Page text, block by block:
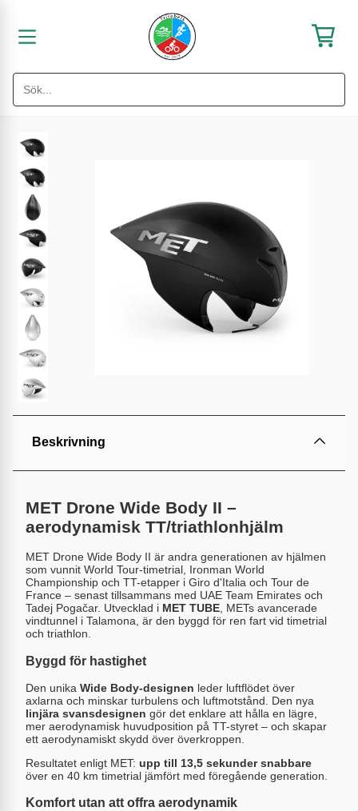
Beskrivning
MET Drone Wide Body II –
aerodynamisk TT/triathlonhjälm
MET Drone Wide Body II är andra generationen av hjälmen
som vunnit World Tour-timetrial, Ironman World
Championship och TT-etapper i Giro d'Italia och Tour de
France – senast tillsammans med UAE Team Emirates och
Tadej Pogačar. Utvecklad i MET TUBE, METs avancerade
vindtunnel i Talamona, är den byggd för ren fart vid timetrial
och triathlon.
Byggd för hastighet
Den unika Wide Body-designen leder luftflödet över
axlarna och minskar turbulens och luftmotstånd. Den nya
linjära svansdesignen gör det enklare att hålla en lägre,
mer aerodynamisk huvudposition på TT-styret – och skapar
ett aerodynamiskt skydd över överkroppen.
Resultatet enligt MET: upp till 13,5 sekunder snabbare
över en 40 km timetrial jämfört med föregående generation.
Komfort utan att offra aerodynamik